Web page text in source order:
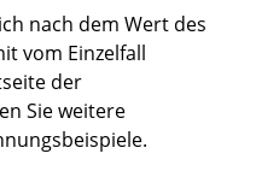
nach dem Wert des
vom Einzelfall
der
Sie weitere